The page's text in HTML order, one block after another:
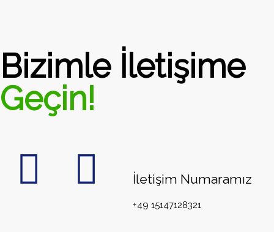
Bizimle İletişime
Geçin!
İletişim Numaramız
+49 15147128321